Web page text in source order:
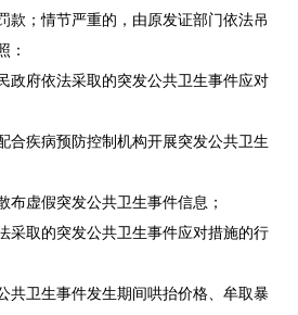
款；情节严重的，由原发证部门依法吊
：
政府依法采取的突发公共卫生事件应对
合疾病预防控制机构开展突发公共卫生
布虚假突发公共卫生事件信息；
采取的突发公共卫生事件应对措施的行
共卫生事件发生期间哄抬价格、牟取暴